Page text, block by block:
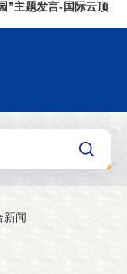
”主题发言-国际云顶
新闻